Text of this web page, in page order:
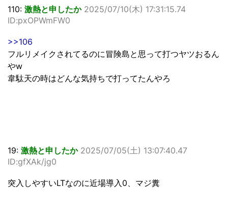
110: 激熱と申したか 2025/07/10(木) 17:31:15.74
ID:pxOPWmFW0
>>106
フルリメイクされてるのに冒険島と思って打つヤツおるん
やw
韋駄天の時はどんな気持ちで打ってたんやろ
19: 激熱と申したか 2025/07/05(土) 13:07:40.47
ID:gfXAk/jg0
突入しやすいLTなのに近場導入0、マジ糞